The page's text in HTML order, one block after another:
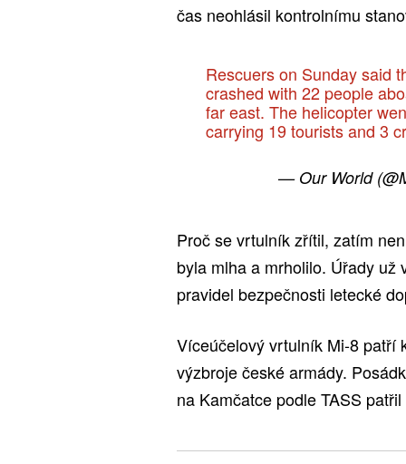
čas neohlásil kontrolnímu
Rescuers on Sunday said
crashed with 22 people
far east. The helicopter
carrying 19 tourists and 3
— Our World
Proč se vrtulník zřítil, zatím
byla mlha a mrholilo. Úřady
pravidel bezpečnosti letecké
Víceúčelový vrtulník Mi-8 patří
výzbroje české armády.
na Kamčatce podle TASS